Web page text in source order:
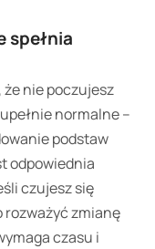
spełnia
że nie poczujesz
normalne –
podstaw
odpowiednia
czujesz się
zmianę
czasu i